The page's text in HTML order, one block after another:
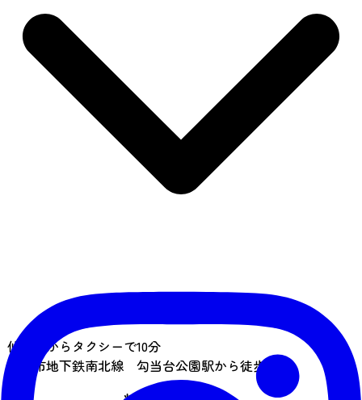
仙台駅からタクシーで10分
仙台市地下鉄南北線 勾当台公園駅から徒歩5分